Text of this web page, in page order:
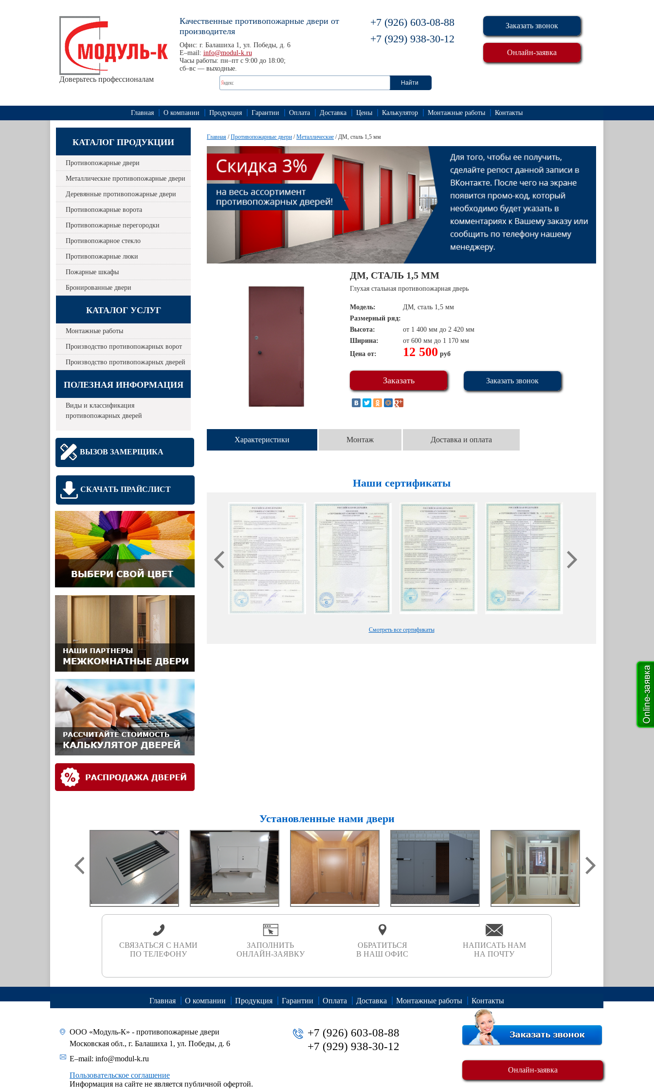
Доверьтесь профессионалам
Качественные противопожарные двери от
производителя
Офис: г. Балашиха 1, ул. Победы, д. 6
E–mail: info@modul-k.ru
Часы работы: пн–пт с 9:00 до 18:00;
сб–вс — выходные.
+7 (926) 603-08-88
+7 (929) 938-30-12
Заказать звонок
Онлайн-заявка
Главная О компании Продукция Гарантии Оплата Доставка Цены Калькулятор Монтажные работы Контакты
КАТАЛОГ ПРОДУКЦИИ
Противопожарные двери
Металлические противопожарные двери
Деревянные противопожарные двери
Противопожарные ворота
Противопожарные перегородки
Противопожарное стекло
Противопожарные люки
Пожарные шкафы
Бронированные двери
КАТАЛОГ УСЛУГ
Монтажные работы
Производство противопожарных ворот
Производство противопожарных дверей
ПОЛЕЗНАЯ ИНФОРМАЦИЯ
Виды и классификация
противопожарных дверей
ВЫЗОВ ЗАМЕРЩИКА
СКАЧАТЬ ПРАЙСЛИСТ
Главная /Противопожарные двери /Металлические / ДМ, сталь 1,5 мм
ДМ, СТАЛЬ 1,5 ММ
Глухая стальная противопожарная дверь
Модель:
ДМ, сталь 1,5 мм
Размерный ряд:
Высота:
от 1 400 мм до 2 420 мм
Ширина:
от 600 мм до 1 170 мм
Цена от:
12 500 руб
Заказать Заказать звонок
Характеристики Монтаж Доставка и оплата
Наши сертификаты
Смотреть все сертификаты
Установленные нами двери
СВЯЗАТЬСЯ С НАМИ
ПО ТЕЛЕФОНУ
ЗАПОЛНИТЬ
ОНЛАЙН-ЗАЯВКУ
ОБРАТИТЬСЯ
В НАШ ОФИС
НАПИСАТЬ НАМ
НА ПОЧТУ
Главная О компании Продукция Гарантии Оплата Доставка Монтажные работы Контакты
ООО «Модуль-К» - противопожарные двери
Московская обл., г. Балашиха 1, ул. Победы, д. 6
E–mail: info@modul-k.ru
Пользовательское соглашение
Информация на сайте не является публичной офертой.
+7 (926) 603-08-88
+7 (929) 938-30-12
Онлайн-заявка